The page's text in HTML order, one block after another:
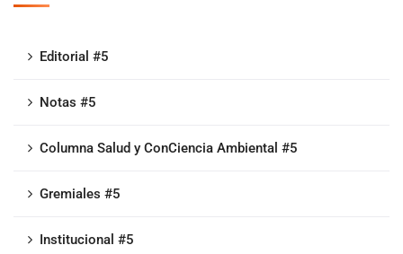
Editorial #5
Notas #5
Columna Salud y ConCiencia Ambiental #5
Gremiales #5
Institucional #5